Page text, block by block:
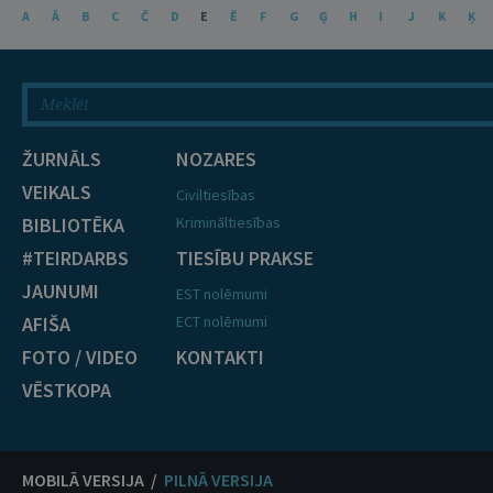
A Ā B C Č D E Ē F G Ģ H I J K Ķ
ŽURNĀLS
VEIKALS
BIBLIOTĒKA
#TEIRDARBS
JAUNUMI
AFIŠA
FOTO / VIDEO
VĒSTKOPA
NOZARES
Civiltiesības
Krimināltiesības
TIESĪBU PRAKSE
EST nolēmumi
ECT nolēmumi
KONTAKTI
MOBILĀ VERSIJA / PILNĀ VERSIJA